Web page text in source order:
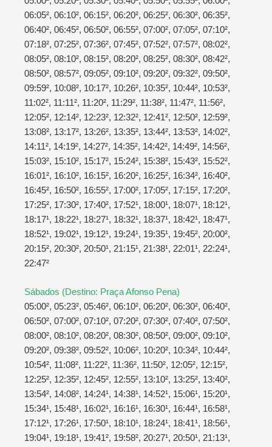
06:05², 06:10², 06:15², 06:20², 06:25², 06:30², 06:35²,
06:40², 06:45², 06:50², 06:55², 07:00², 07:05², 07:10²,
07:18², 07:25², 07:36², 07:45², 07:52², 07:57², 08:02²,
08:05², 08:10², 08:15², 08:20², 08:25², 08:30², 08:42²,
08:50², 08:57², 09:05², 09:10², 09:20², 09:32², 09:50²,
09:59², 10:08², 10:17², 10:26², 10:35², 10:44², 10:53²,
11:02², 11:11², 11:20², 11:29², 11:38², 11:47², 11:56²,
12:05², 12:14², 12:23², 12:32², 12:41², 12:50², 12:59²,
13:08², 13:17², 13:26², 13:35², 13:44², 13:53², 14:02²,
14:11², 14:19², 14:27², 14:35², 14:42², 14:49², 14:56²,
15:03², 15:10², 15:17², 15:24², 15:38², 15:43², 15:52²,
16:01², 16:10², 16:15², 16:20², 16:25², 16:34², 16:40²,
16:45², 16:50², 16:55², 17:00², 17:05², 17:15², 17:20²,
17:25², 17:30², 17:40², 17:52¹, 18:00¹, 18:07¹, 18:12¹,
18:17¹, 18:22¹, 18:27¹, 18:32¹, 18:37¹, 18:42¹, 18:47¹,
18:52¹, 19:02¹, 19:12¹, 19:24¹, 19:35¹, 19:45², 20:00²,
20:15², 20:30², 20:50¹, 21:15¹, 21:38¹, 22:01¹, 22:24¹,
22:47²
Sábados (Destino: Praça Afonso Pena)
05:00², 05:23², 05:46², 06:10², 06:20², 06:30², 06:40²,
06:50², 07:00², 07:10², 07:20², 07:30², 07:40², 07:50²,
08:00², 08:10², 08:20², 08:30², 08:50², 09:00², 09:10²,
09:20², 09:38², 09:52², 10:06², 10:20², 10:34², 10:44²,
10:54², 11:08², 11:22², 11:36², 11:50², 12:05², 12:15²,
12:25², 12:35², 12:45², 12:55², 13:10², 13:25², 13:40²,
13:54², 14:08², 14:24¹, 14:38¹, 14:52¹, 15:06¹, 15:20¹,
15:34¹, 15:48¹, 16:02¹, 16:16¹, 16:30¹, 16:44¹, 16:58¹,
17:12¹, 17:26¹, 17:50¹, 18:10¹, 18:24¹, 18:41¹, 18:56¹,
19:04¹, 19:18¹, 19:41², 19:58², 20:27¹, 20:50¹, 21:13¹,